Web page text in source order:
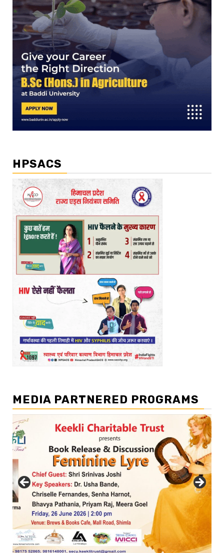
HPSACS
MEDIA PARTNERED PROGRAMS